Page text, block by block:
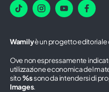
Wamilyè un progetto editoriale
Ove non espressamente
utilizzazione economica del
sito%ssono da intendersi di
Images.